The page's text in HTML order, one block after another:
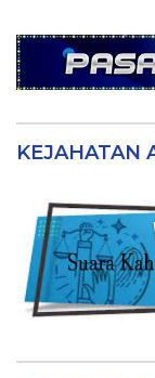
KEJAHATAN